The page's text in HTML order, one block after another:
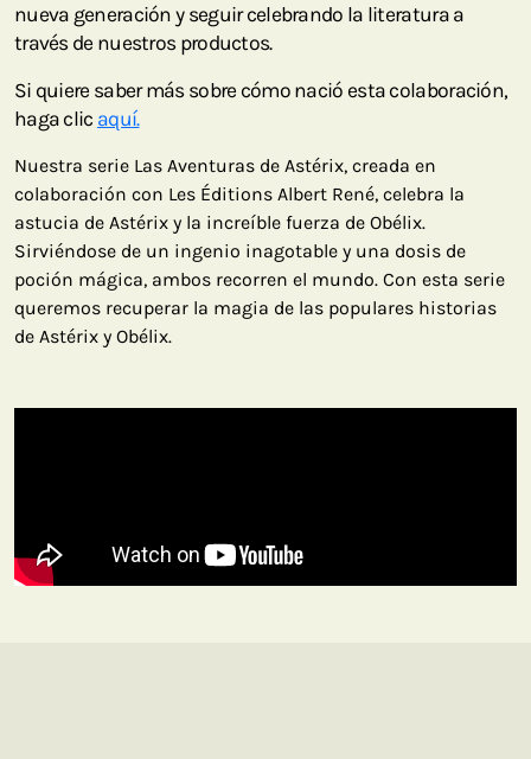
nueva generación y seguir celebrando la literatura a
través de nuestros productos.
Si quiere saber más sobre cómo nació esta colaboración,
haga clic aquí.
Nuestra serie Las Aventuras de Astérix, creada en
colaboración con Les Éditions Albert René, celebra la
astucia de Astérix y la increíble fuerza de Obélix.
Sirviéndose de un ingenio inagotable y una dosis de
poción mágica, ambos recorren el mundo. Con esta serie
queremos recuperar la magia de las populares historias
de Astérix y Obélix.